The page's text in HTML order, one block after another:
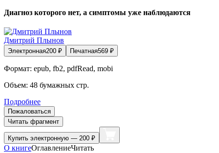
Диагноз которого нет, а симптомы уже наблюдаются
Дмитрий Плынов
Электронная200 ₽ Печатная569 ₽
Формат: epub, fb2, pdfRead, mobi
Объем: 48 бумажных стр.
Подробнее
Пожаловаться
Читать фрагмент
Купить электронную — 200 ₽
О книгеОглавлениеЧитать